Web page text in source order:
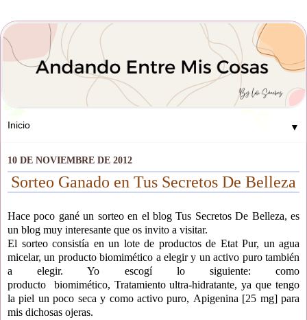
▼
10 DE NOVIEMBRE DE 2012
Sorteo Ganado en Tus Secretos De Belleza
Hace poco gané un sorteo en el blog Tus Secretos De Belleza, es
un blog muy interesante que os invito a visitar.
El sorteo consistía en un lote de productos de Etat Pur, un agua
micelar, un producto biomimético a elegir y un activo puro también
a elegir. Yo escogí lo siguiente: como
producto
biomimético, Tratamiento ultra-hidratante, ya que tengo
la piel un poco seca y como activo puro, Apigenina [25 mg] para
mis dichosas ojeras.